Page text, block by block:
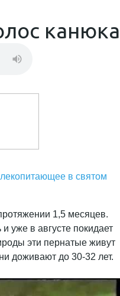
канюка
в святом
1,5 месяцев.
уже в августе покидает
эти пернатые живут
доживают до 30-32 лет.